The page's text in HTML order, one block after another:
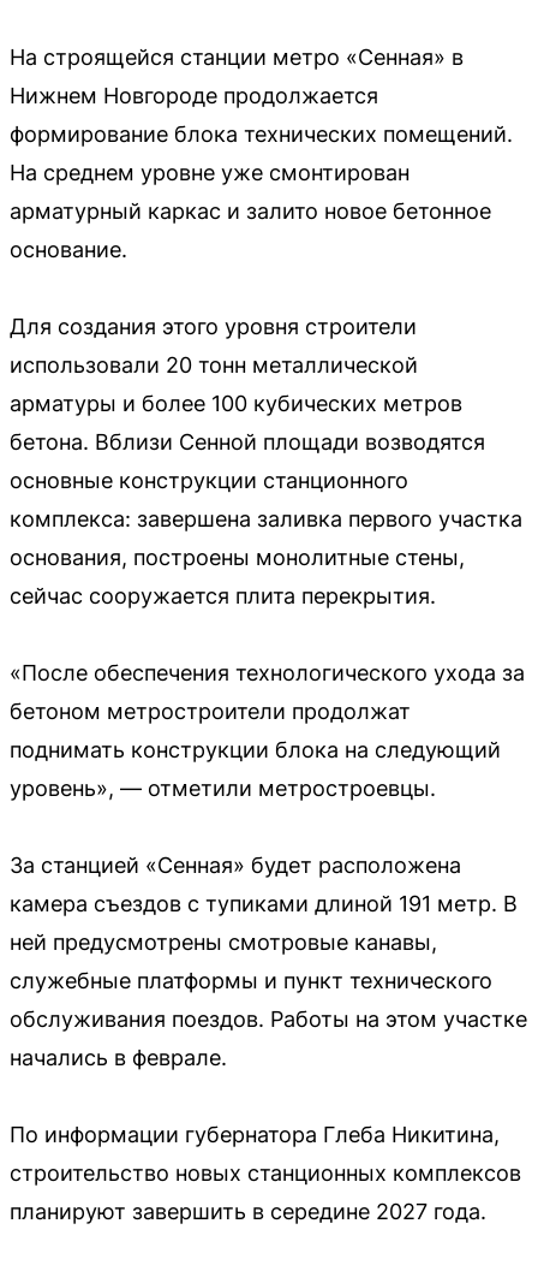
На строящейся станции метро «Сенная» в
Нижнем Новгороде продолжается
формирование блока технических помещений.
На среднем уровне уже смонтирован
арматурный каркас и залито новое бетонное
основание.
Для создания этого уровня строители
использовали 20 тонн металлической
арматуры и более 100 кубических метров
бетона. Вблизи Сенной площади возводятся
основные конструкции станционного
комплекса: завершена заливка первого участка
основания, построены монолитные стены,
сейчас сооружается плита перекрытия.
«После обеспечения технологического ухода за
бетоном метростроители продолжат
поднимать конструкции блока на следующий
уровень», — отметили метростроевцы.
За станцией «Сенная» будет расположена
камера съездов с тупиками длиной 191 метр. В
ней предусмотрены смотровые канавы,
служебные платформы и пункт технического
обслуживания поездов. Работы на этом участке
начались в феврале.
По информации губернатора Глеба Никитина,
строительство новых станционных комплексов
планируют завершить в середине 2027 года.